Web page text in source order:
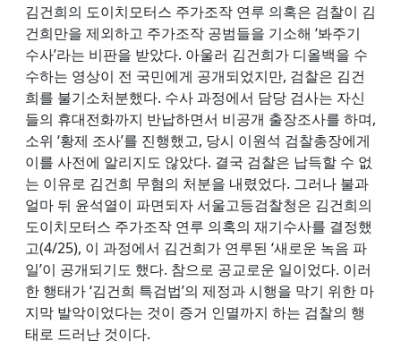
김건희의 도이치모터스 주가조작 연루 의혹은 검찰이 김
건희만을 제외하고 주가조작 공범들을 기소해 ‘봐주기
수사’라는 비판을 받았다. 아울러 김건희가 디올백을 수
수하는 영상이 전 국민에게 공개되었지만, 검찰은 김건
희를 불기소처분했다. 수사 과정에서 담당 검사는 자신
들의 휴대전화까지 반납하면서 비공개 출장조사를 하며,
소위 ‘황제 조사’를 진행했고, 당시 이원석 검찰총장에게
이를 사전에 알리지도 않았다. 결국 검찰은 납득할 수 없
는 이유로 김건희 무혐의 처분을 내렸었다. 그러나 불과
얼마 뒤 윤석열이 파면되자 서울고등검찰청은 김건희의
도이치모터스 주가조작 연루 의혹의 재기수사를 결정했
고(4/25), 이 과정에서 김건희가 연루된 ‘새로운 녹음 파
일’이 공개되기도 했다. 참으로 공교로운 일이었다. 이러
한 행태가 ‘김건희 특검법’의 제정과 시행을 막기 위한 마
지막 발악이었다는 것이 증거 인멸까지 하는 검찰의 행
태로 드러난 것이다.